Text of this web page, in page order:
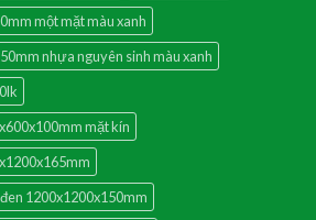
một mặt màu xanh
nhựa nguyên sinh màu xanh
mặt kín
1200x1200x150mm